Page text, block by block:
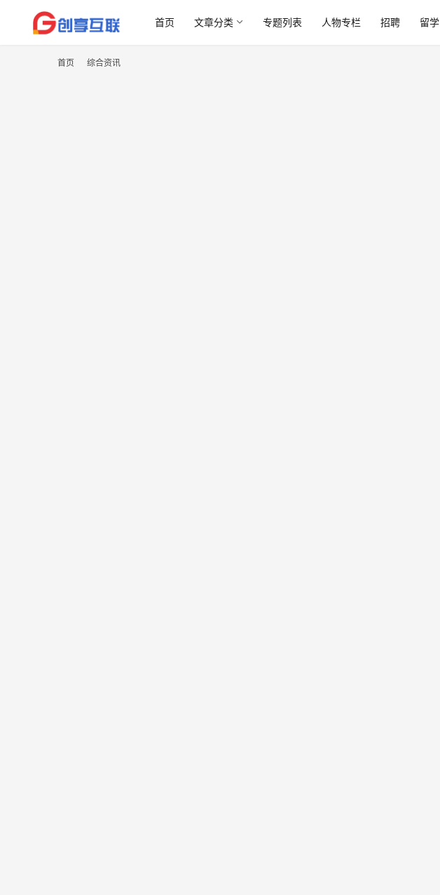
首页 文章分类 专题列表 人物专栏 招聘 留学
首页 综合资讯